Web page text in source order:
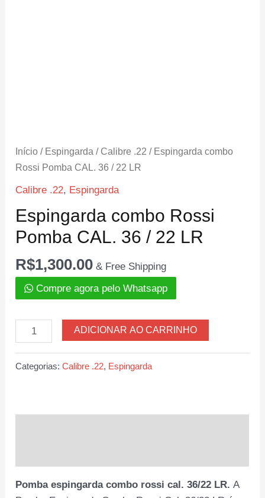
Início / Espingarda / Calibre .22 / Espingarda combo
Rossi Pomba CAL. 36 / 22 LR
Calibre .22, Espingarda
Espingarda combo Rossi
Pomba CAL. 36 / 22 LR
R$1,300.00 & Free Shipping
Compre agora pelo Whatsapp
Espingarda
combo
Pomba
ADICIONAR AO CARRINHO
Categorias:Calibre .22, Espingarda
Pomba espingarda combo rossi cal. 36/22 LR. A